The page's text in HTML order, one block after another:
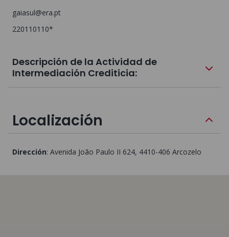
gaiasul@era.pt
220110110*
Descripción de la Actividad de
Intermediación Crediticia:
Localización
Dirección: Avenida João Paulo II 624, 4410-406 Arcozelo